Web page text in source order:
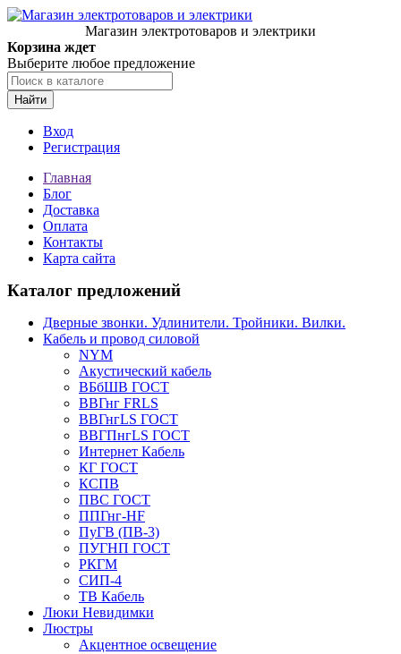
Магазин электротоваров и электрики
Корзина ждет
Выберите любое предложение
Найти
Вход
Регистрация
Главная
Блог
Доставка
Оплата
Контакты
Карта сайта
Каталог предложений
Дверные звонки. Удлинители. Тройники. Вилки.
Кабель и провод силовой
NYM
Акустический кабель
ВБбШВ ГОСТ
ВВГнг FRLS
ВВГнгLS ГОСТ
ВВГПнгLS ГОСТ
Интернет Кабель
КГ ГОСТ
КСПВ
ПВС ГОСТ
ППГнг-HF
ПуГВ (ПВ-3)
ПУГНП ГОСТ
РКГМ
СИП-4
ТВ Кабель
Люки Невидимки
Люстры
Акцентное освещение